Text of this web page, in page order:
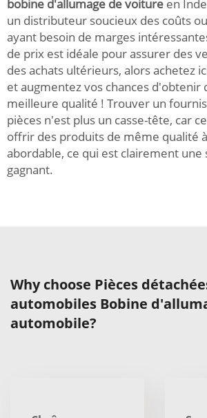
bobine d'allumage de voiture en
un distributeur soucieux des coûts
ayant besoin de marges
de prix est idéale pour assurer des
des achats ultérieurs, alors achetez
et augmentez vos chances d'obtenir
meilleure qualité ! Trouver un
pièces n'est plus un casse-tête, car
offrir des produits de même qualité
abordable, ce qui est clairement une
gagnant.
Why choose Pièces
automobiles Bobine
automobile?